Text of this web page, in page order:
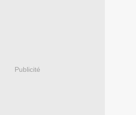
Publicité